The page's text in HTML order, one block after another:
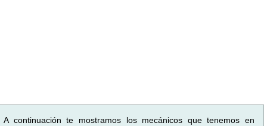
A continuación te mostramos los mecánicos que tenemos en